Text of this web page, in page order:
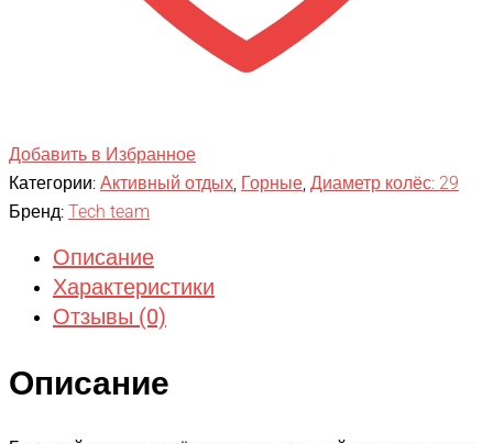
Добавить в Избранное
Категории: Активный отдых Горные Диаметр колёс: 29
Бренд: Tech team
Описание
Характеристики
Отзывы (0)
Описание